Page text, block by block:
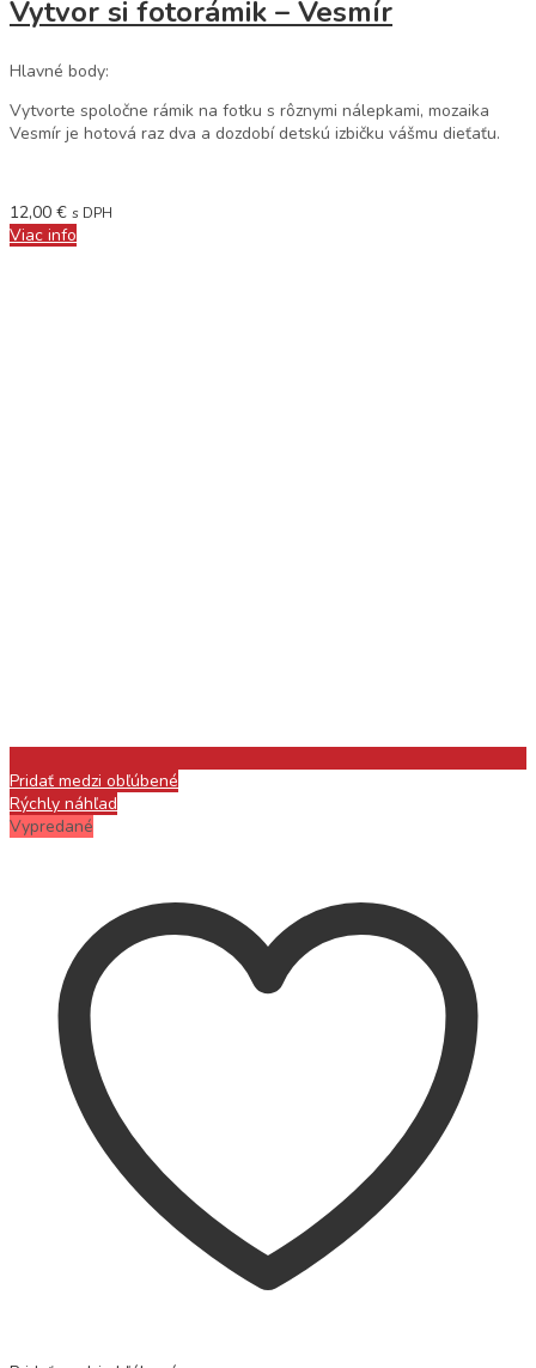
Vytvor si fotorámik – Vesmír
Hlavné body:
Vytvorte spoločne rámik na fotku s rôznymi nálepkami, mozaika
Vesmír je hotová raz dva a dozdobí detskú izbičku vášmu dieťaťu.
12,00 € s DPH
Viac info
Pridať medzi obľúbené
Rýchly náhľad
Vypredané